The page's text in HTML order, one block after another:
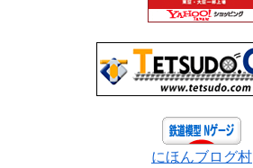
にほんブログ村